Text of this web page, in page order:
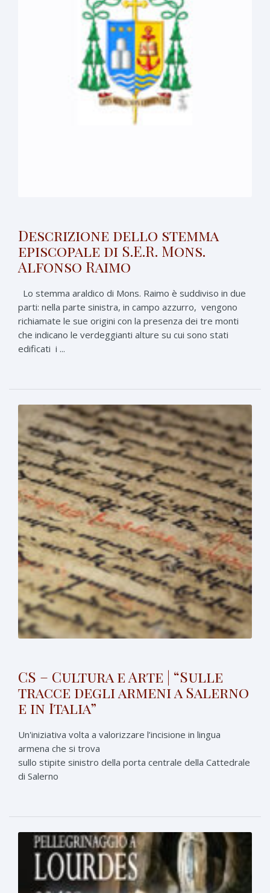
Descrizione dello stemma
episcopale di S.E.R. Mons.
Alfonso Raimo
Lo stemma araldico di Mons. Raimo è suddiviso in due
parti: nella parte sinistra, in campo azzurro, vengono
richiamate le sue origini con la presenza dei tre monti
che indicano le verdeggianti alture su cui sono stati
edificati i ...
CS – Cultura e Arte | “Sulle
tracce degli armeni a Salerno
e in Italia”
Un'iniziativa volta a valorizzare l’incisione in lingua
armena che si trova
sullo stipite sinistro della porta centrale della Cattedrale
di Salerno